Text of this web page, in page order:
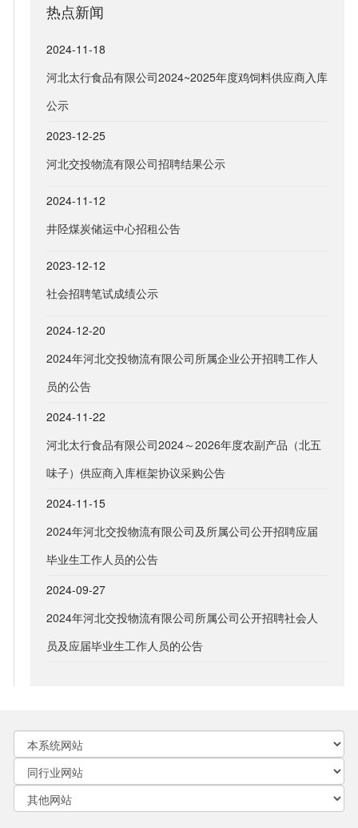
热点新闻
2024-11-18
河北太行食品有限公司2024~2025年度鸡饲料供应商入库
公示
2023-12-25
河北交投物流有限公司招聘结果公示
2024-11-12
井陉煤炭储运中心招租公告
2023-12-12
社会招聘笔试成绩公示
2024-12-20
2024年河北交投物流有限公司所属企业公开招聘工作人
员的公告
2024-11-22
河北太行食品有限公司2024～2026年度农副产品（北五
味子）供应商入库框架协议采购公告
2024-11-15
2024年河北交投物流有限公司及所属公司公开招聘应届
毕业生工作人员的公告
2024-09-27
2024年河北交投物流有限公司所属公司公开招聘社会人
员及应届毕业生工作人员的公告